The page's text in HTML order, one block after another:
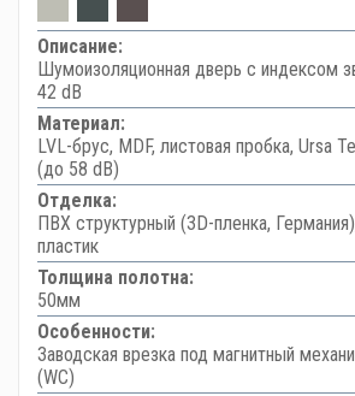
Описание:
Шумоизоляционная дверь с индексом
42 dB
Материал:
LVL-брус, MDF, листовая пробка, Ursa
(до 58 dB)
Отделка:
ПВХ структурный (3D-пленка,
пластик
Толщина полотна:
50мм
Особенности:
Заводская врезка под магнитный
(WC)